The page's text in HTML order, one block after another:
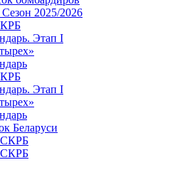
2025/2026
Этап I
Этап I
Беларуси